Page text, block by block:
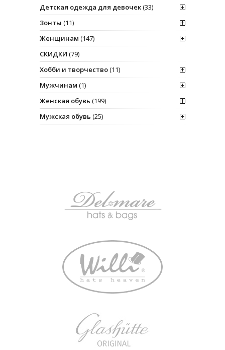
Детская одежда для девочек(33)
Зонты (11)
Женщинам (147)
СКИДКИ (79)
Хобби и творчество(11)
Мужчинам (1)
Женская обувь (199)
Мужская обувь (25)